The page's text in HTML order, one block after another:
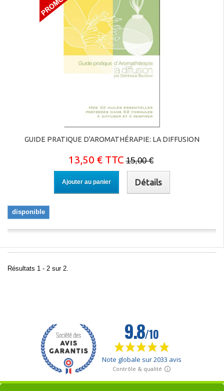
GUIDE PRATIQUE D'AROMATHÉRAPIE: LA DIFFUSION
13,50 € TTC 15,00 €
Ajouter au panier Détails
disponible
Résultats 1 - 2 sur 2.